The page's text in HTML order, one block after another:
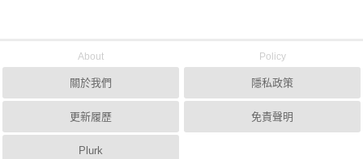
About
關於我們
更新履歷
Plurk
Policy
隱私政策
免責聲明